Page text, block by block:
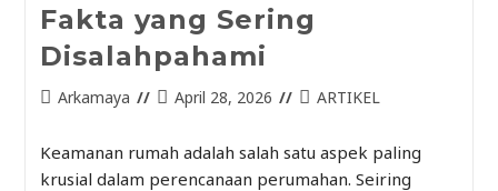
Fakta yang Sering
Disalahpahami
Arkamaya April 28, 2026 ARTIKEL
Keamanan rumah adalah salah satu aspek paling
krusial dalam perencanaan perumahan. Seiring